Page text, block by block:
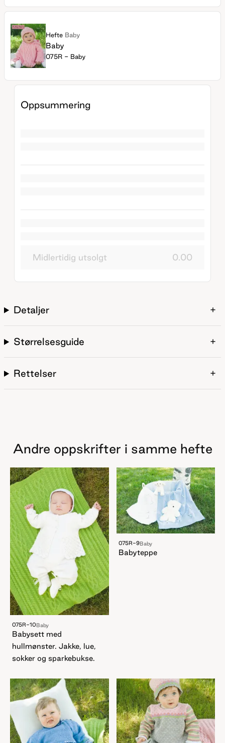
Hefte Baby
Baby
075R - Baby
Oppsummering
Midlertidig utsolgt 0.00
Detaljer
Størrelsesguide
Rettelser
Andre oppskrifter i samme hefte
075R-10Baby
Babysett med
hullmønster. Jakke, lue,
sokker og sparkebukse.
075R-9Baby
Babyteppe